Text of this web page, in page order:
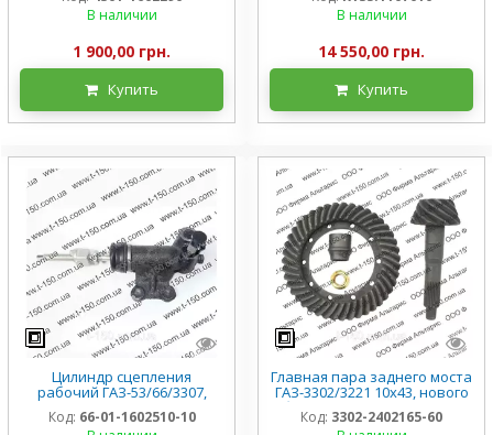
В наличии
1 900,00 грн.
Купить
К135.110701
В наличии
14 550,00 грн.
Купить
Цилиндр сцепления
рабочий ГАЗ-53/66/3307,
поросенок, 66-01-1602510-10
Код: 66-01-1602510-10
Главная пара заднего моста
ГАЗ-3302/3221 10х43, нового
образца Евро-4, узкая, 3302-
2402165-60
Код: 3302-2402165-60